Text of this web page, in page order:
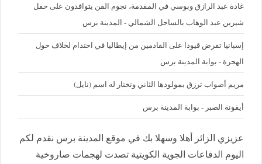
غادة عبد الرازق وبوسي في المقدمة، نجوم الفن يتوافدون على حفل
شيرين عبد الوهاب بالساحل الشمالي - المدينة برس
إسبانيا تفرض قيودا على القادمين من إيطاليا في احتدام لخلاف حول
الهجرة - بوابة المدينة برس
مريم أصواب ترزق بمولودها الثاني وتختار له اسم (نايل)
أيقونة الصبر - بوابة المدينة برس
عزيزي الزائر أهلا وسهلا بك في موقع المدينة برس نقدم لكم
اليوم الدفاعات الجوية الكويتية تصدت لهجمات صاروخية